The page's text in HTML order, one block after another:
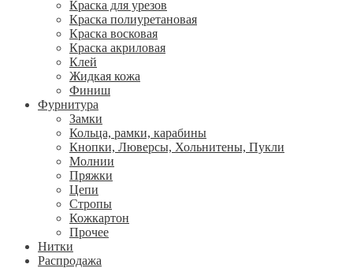
Краска для урезов
Краска полиуретановая
Краска восковая
Краска акриловая
Клей
Жидкая кожа
Финиш
Фурнитура
Замки
Кольца, рамки, карабины
Кнопки, Люверсы, Хольнитены, Пукли
Молнии
Пряжки
Цепи
Стропы
Кожкартон
Прочее
Нитки
Распродажа